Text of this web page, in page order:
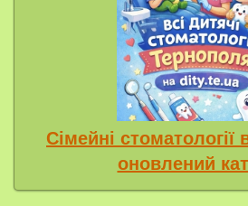
Сімейні стоматології
оновлений